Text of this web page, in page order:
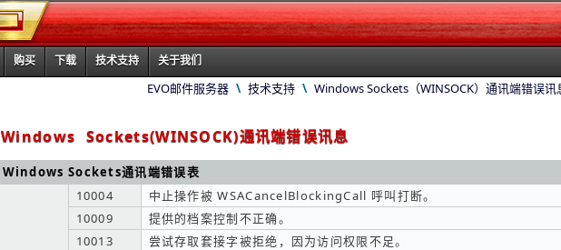
购买 下载 技术支持 关于我们
EVO邮件服务器 \ 技术支持 \ Windows Sockets（WINSOCK）通讯端错误讯
Windows Sockets(WINSOCK)通讯端错误讯息
Windows Sockets通讯端错误表
10004
中止操作被 WSACancelBlockingCall 呼叫打断。
10009
提供的档案控制不正确。
10013
尝试存取套接字被拒绝，因为访问权限不足。